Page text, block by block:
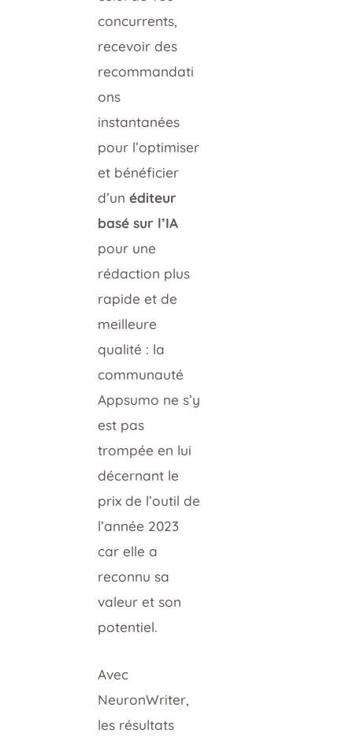
concurrents,
recevoir des
recommandati
ons
instantanées
pour l’optimiser
et bénéficier
d’un éditeur
basé sur l’IA
pour une
rédaction plus
rapide et de
meilleure
qualité : la
communauté
Appsumo ne s’y
est pas
trompée en lui
décernant le
prix de l’outil de
l’année 2023
car elle a
reconnu sa
valeur et son
potentiel.
Avec
NeuronWriter,
les résultats